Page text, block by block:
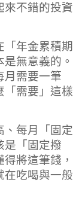
來不錯的投資
年金累積期
無意義的。
月需要一筆
「需要」這樣
、每月「固定
是「固定撥
將這筆錢，
在吃喝與一般